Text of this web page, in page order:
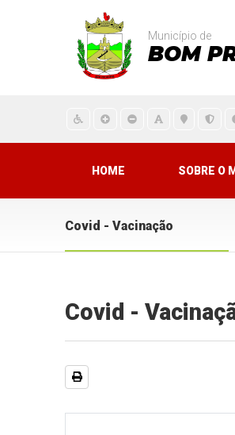
Município de
BOM
HOME SOBRE O
Covid - Vacinação
Covid -